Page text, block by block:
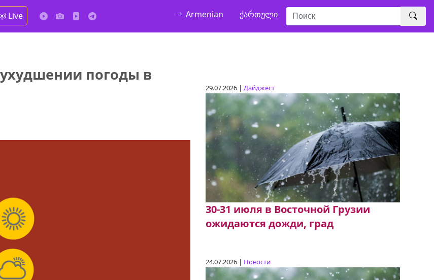
Live Armenian ქართული
погоды в
29.07.2026 | Дайджест
30-31 июля в Восточной Грузии
ожидаются дожди, град
24.07.2026 | Новости